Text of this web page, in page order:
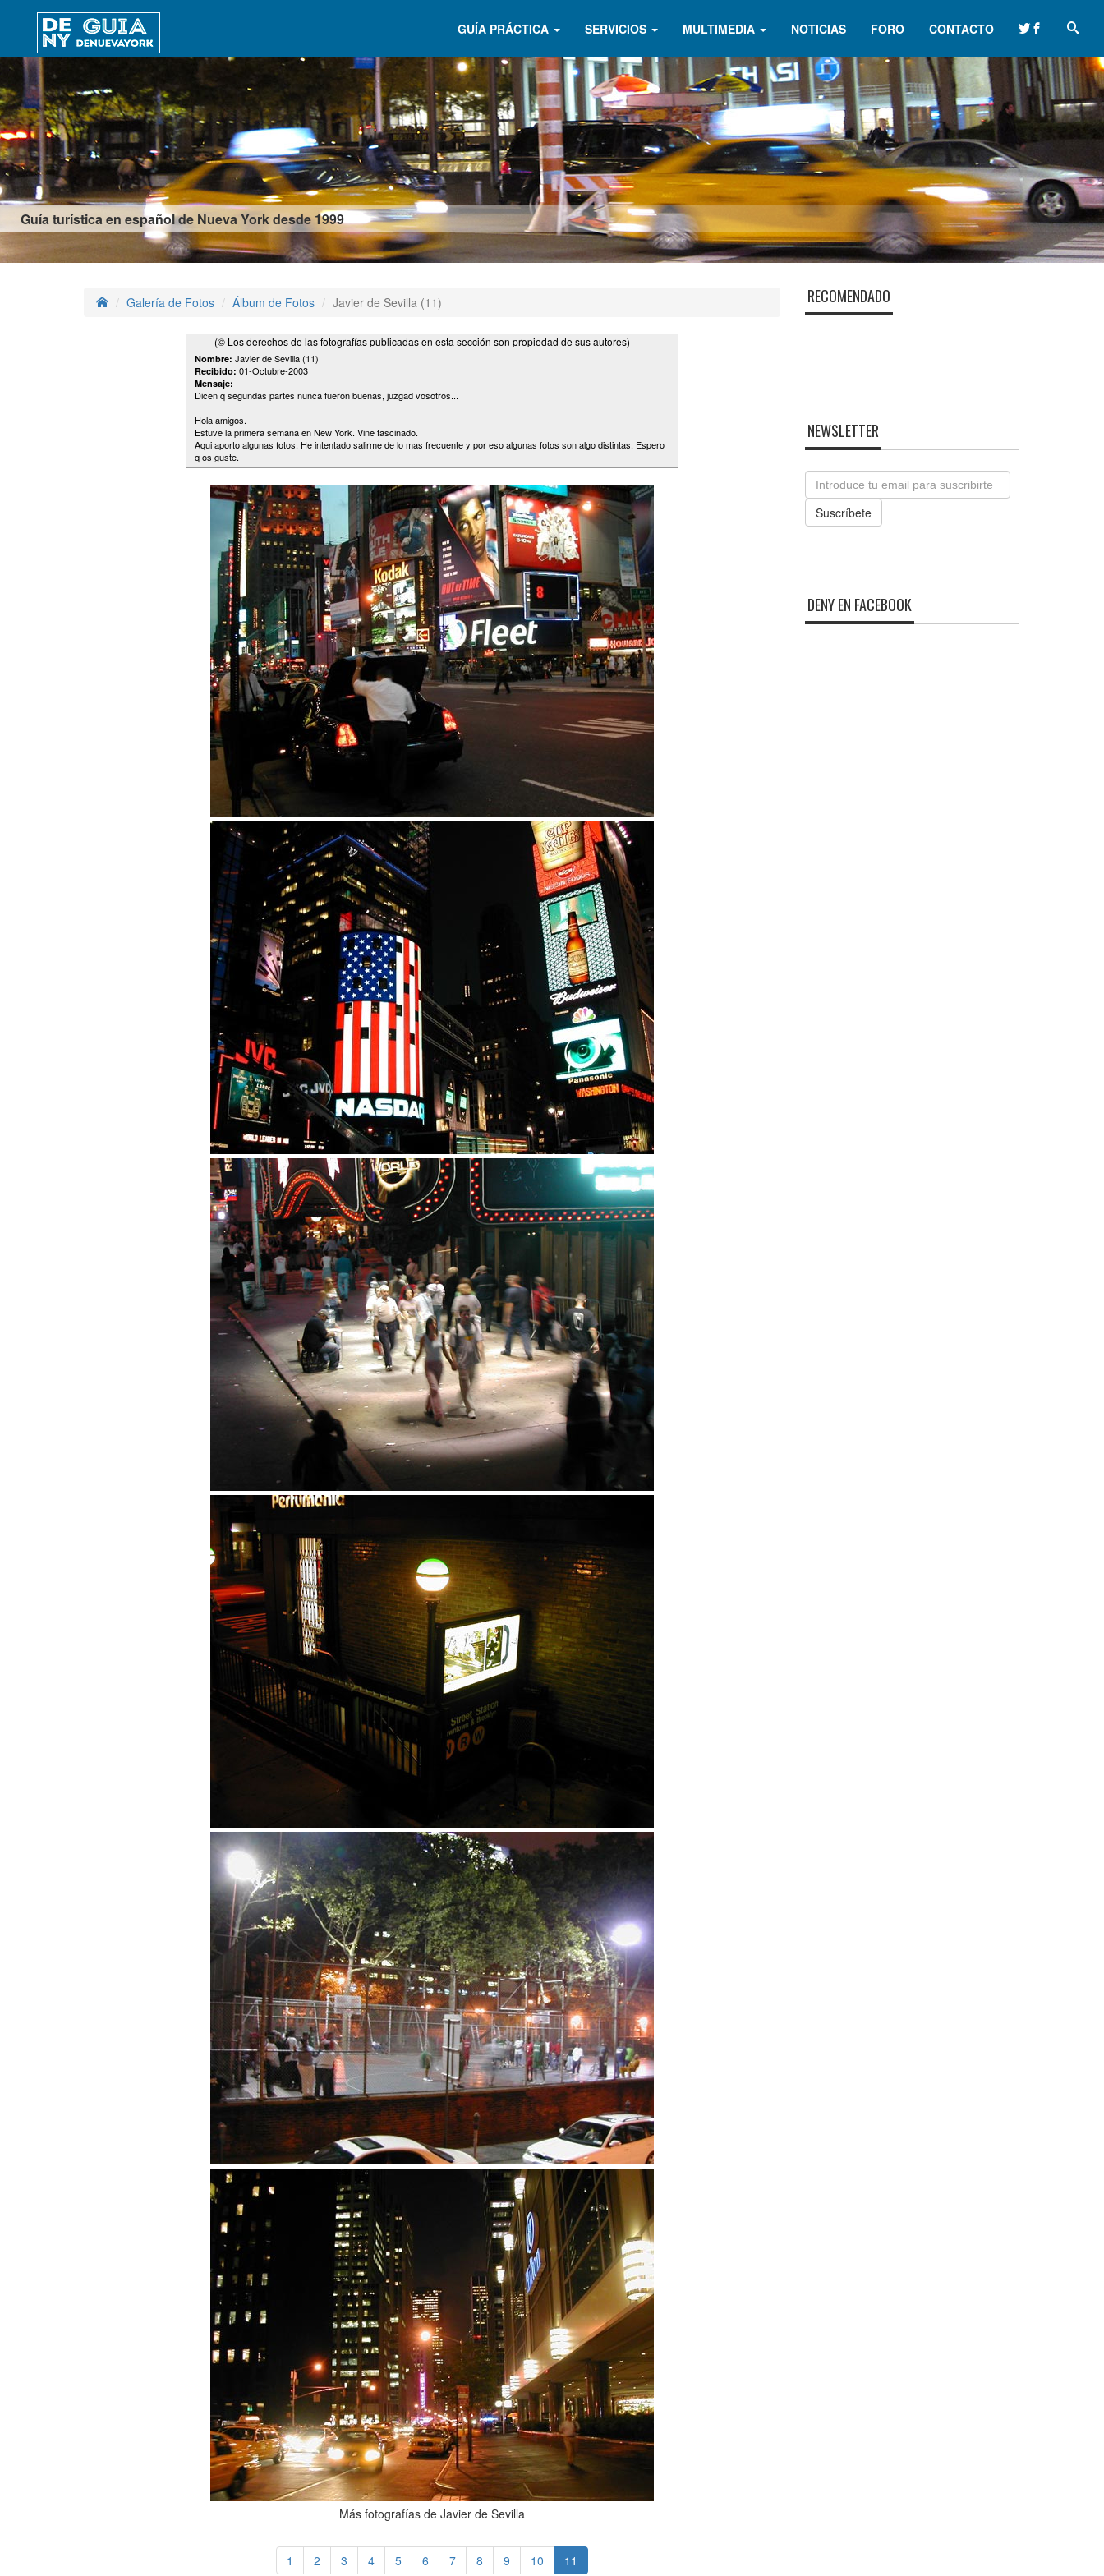
Guía turística en español de Nueva York desde 1999
GUÍA PRÁCTICA SERVICIOS MULTIMEDIA NOTICIAS FORO CONTACTO
Galería de Fotos Álbum de Fotos Javier de Sevilla (11)
(© Los derechos de las fotografías publicadas en esta sección son propiedad de sus autores)
Nombre: Javier de Sevilla (11)
Recibido: 01-Octubre-2003
Mensaje:
Dicen q segundas partes nunca fueron buenas, juzgad vosotros...
Hola amigos.
Estuve la primera semana en New York. Vine fascinado.
Aqui aporto algunas fotos. He intentado salirme de lo mas frecuente y por eso algunas fotos son algo distintas. Espero
q os guste.
Más fotografías de Javier de Sevilla
1 2 3 4 5 6 7 8 9 10 11
RECOMENDADO
NEWSLETTER
Email
Suscríbete
DENY EN FACEBOOK